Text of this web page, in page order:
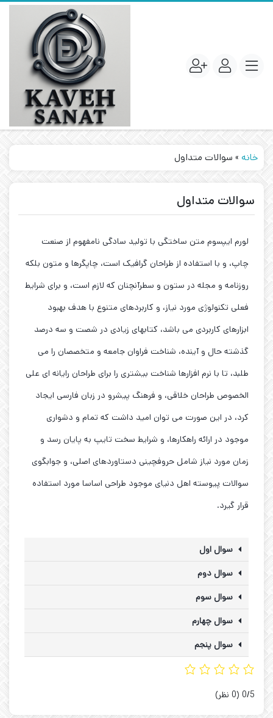
خانه » سوالات متداول
سوالات متداول
لورم ایپسوم متن ساختگی با تولید سادگی نامفهوم از صنعت
چاپ، و با استفاده از طراحان گرافیک است، چاپگرها و متون بلکه
روزنامه و مجله در ستون و سطرآنچنان که لازم است، و برای شرایط
فعلی تکنولوژی مورد نیاز، و کاربردهای متنوع با هدف بهبود
ابزارهای کاربردی می باشد، کتابهای زیادی در شصت و سه درصد
گذشته حال و آینده، شناخت فراوان جامعه و متخصصان را می
طلبد، تا با نرم افزارها شناخت بیشتری را برای طراحان رایانه ای علی
الخصوص طراحان خلاقی، و فرهنگ پیشرو در زبان فارسی ایجاد
کرد، در این صورت می توان امید داشت که تمام و دشواری
موجود در ارائه راهکارها، و شرایط سخت تایپ به پایان رسد و
زمان مورد نیاز شامل حروفچینی دستاوردهای اصلی، و جوابگوی
سوالات پیوسته اهل دنیای موجود طراحی اساسا مورد استفاده
قرار گیرد.
سوال اول
سوال دوم
سوال سوم
سوال چهارم
سوال پنجم
‫0/5 ‫(0 نظر)